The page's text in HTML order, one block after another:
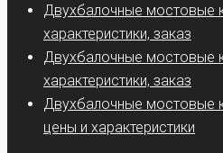
Двухбалочные мостовые
характеристики, заказ
Двухбалочные мостовые
характеристики, заказ
Двухбалочные мостовые
цены и характеристики